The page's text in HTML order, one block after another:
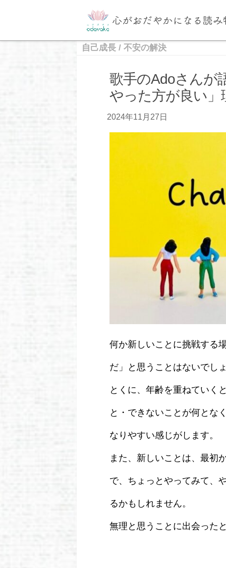
自己成長 / 不安の解決
歌手のAdoさんが
やった方が良い」
2024年11月27日
何か新しいことに挑戦する
だ」と思うことはないでし
とくに、年齢を重ねていく
と・できないことが何とな
なりやすい感じがします。
また、新しいことは、最初
で、ちょっとやってみて、
るかもしれません。
無理と思うことに出会った